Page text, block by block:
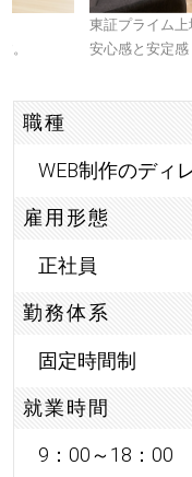
。
東証プライム
安心感と安定感
職種
WEB制作のディ
雇用形態
正社員
勤務体系
固定時間制
就業時間
9：00～18：00